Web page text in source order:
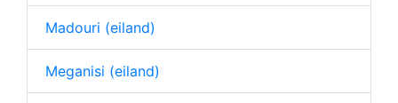
Madouri (eiland)
Meganisi (eiland)